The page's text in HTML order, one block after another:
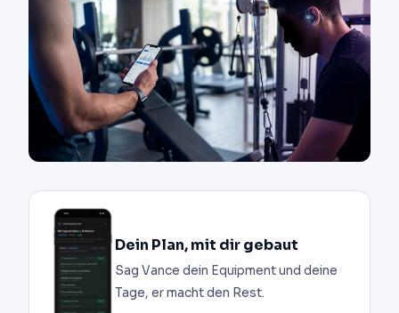
Dein Plan, mit dir gebaut
Sag Vance dein Equipment und deine
Tage, er macht den Rest.